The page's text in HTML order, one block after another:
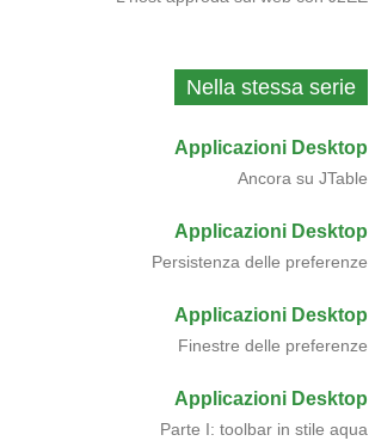
Nella stessa serie
Applicazioni Desktop
Ancora su JTable
Applicazioni Desktop
Persistenza delle preferenze
Applicazioni Desktop
Finestre delle preferenze
Applicazioni Desktop
Parte I: toolbar in stile aqua